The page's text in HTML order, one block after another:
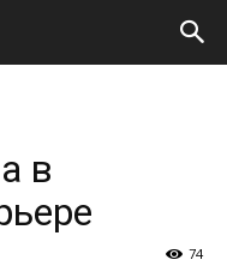
в
74